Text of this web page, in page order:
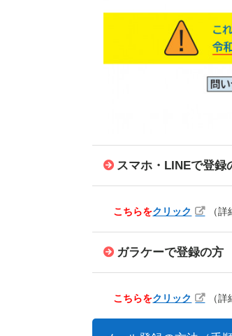
スマホ・LINEで登録
こちらをクリック （
ガラケーで登録の方
こちらをクリック （